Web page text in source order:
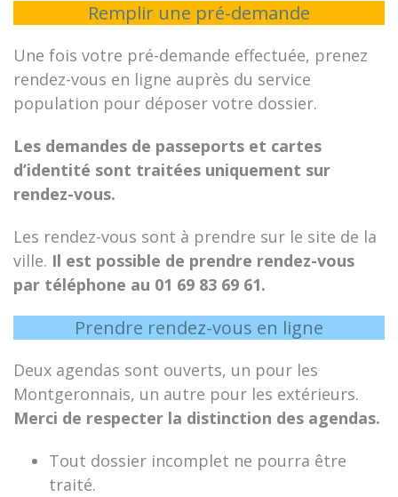
Remplir une pré-demande
Une fois votre pré-demande effectuée, prenez
rendez-vous en ligne auprès du service
population pour déposer votre dossier.
Les demandes de passeports et cartes
d’identité sont traitées uniquement sur
rendez-vous.
Les rendez-vous sont à prendre sur le site de la
ville. Il est possible de prendre rendez-vous
par téléphone au 01 69 83 69 61.
Prendre rendez-vous en ligne
Deux agendas sont ouverts, un pour les
Montgeronnais, un autre pour les extérieurs.
Merci de respecter la distinction des agendas.
Tout dossier incomplet ne pourra être
traité.